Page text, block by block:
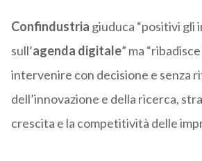
Confindustria giuduca “positivi gli
sull’agenda digitale” ma
intervenire con decisione e senza
dell’innovazione e della ricerca,
crescita e la competitività delle